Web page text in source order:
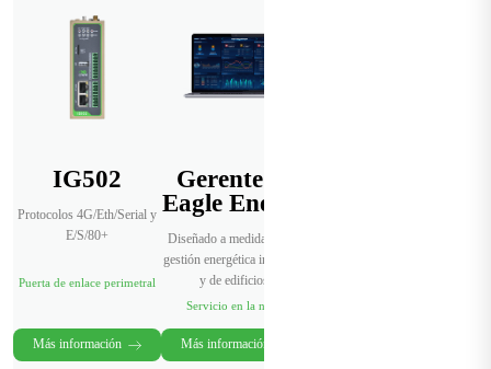
IG502
Protocolos 4G/Eth/Serial y
E/S/80+
Puerta de enlace perimetral
Más información
Gerente de
Eagle Energy
Diseñado a medida para la
gestión energética industrial
y de edificios.
Servicio en la nube
Más información